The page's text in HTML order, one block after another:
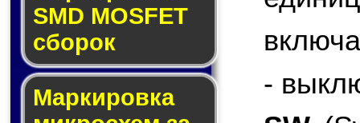
SMD MOSFET
сбо­рок
Мар­ки­ров­ка
-